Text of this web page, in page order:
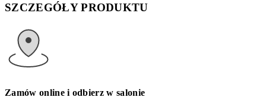
SZCZEGÓŁY PRODUKTU
Zamów online i odbierz w salonie